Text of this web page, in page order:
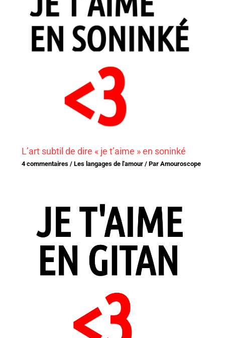
L’art subtil de dire « je t’aime » en soninké
4 commentaires /Les langages de l'amour / ParAmouroscope